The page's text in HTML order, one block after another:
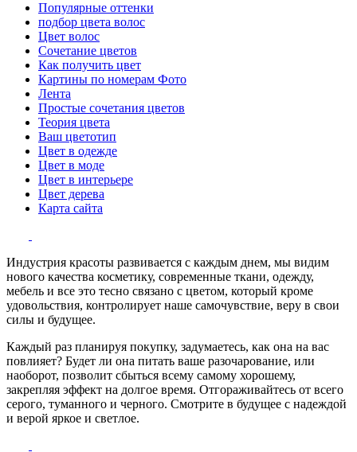
Популярные оттенки
подбор цвета волос
Цвет волос
Сочетание цветов
Как получить цвет
Картины по номерам Фото
Лента
Простые сочетания цветов
Теория цвета
Ваш цветотип
Цвет в одежде
Цвет в моде
Цвет в интерьере
Цвет дерева
Карта сайта
Индустрия красоты развивается с каждым днем, мы видим
нового качества косметику, современные ткани, одежду,
мебель и все это тесно связано с цветом, который кроме
удовольствия, контролирует наше самочувствие, веру в свои
силы и будущее.
Каждый раз планируя покупку, задумаетесь, как она на вас
повлияет? Будет ли она питать ваше разочарование, или
наоборот, позволит сбыться всему самому хорошему,
закрепляя эффект на долгое время. Отгораживайтесь от всего
серого, туманного и черного. Смотрите в будущее с надеждой
и верой яркое и светлое.